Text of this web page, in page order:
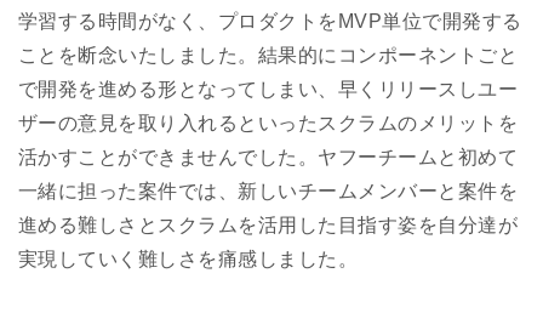
学習する時間がなく、プロダクトをMVP単位で開発する
ことを断念いたしました。結果的にコンポーネントごと
で開発を進める形となってしまい、早くリリースしユー
ザーの意見を取り入れるといったスクラムのメリットを
活かすことができませんでした。ヤフーチームと初めて
一緒に担った案件では、新しいチームメンバーと案件を
進める難しさとスクラムを活用した目指す姿を自分達が
実現していく難しさを痛感しました。